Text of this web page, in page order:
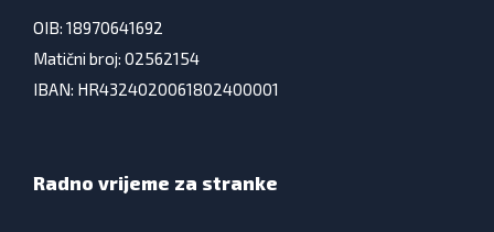
OIB: 18970641692
Matični broj: 02562154
IBAN: HR4324020061802400001
Radno vrijeme za stranke